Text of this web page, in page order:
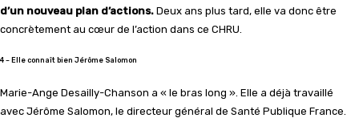
d’un nouveau plan d’actions. Deux ans plus tard, elle va donc être
concrètement au cœur de l’action dans ce CHRU.
4 – Elle connaît bien Jérôme Salomon
Marie-Ange Desailly-Chanson a « le bras long ». Elle a déjà travaillé
avec Jérôme Salomon, le directeur général de Santé Publique France.